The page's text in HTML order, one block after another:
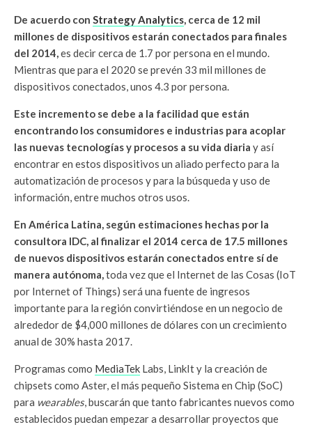
De acuerdo con Strategy Analytics, cerca de 12 mil
millones de dispositivos estarán conectados para finales
del 2014,es decir cerca de 1.7 por persona en el mundo.
Mientras que para el 2020 se prevén 33 mil millones de
dispositivos conectados, unos 4.3 por persona.
Este incremento se debe a la facilidad que están
encontrando los consumidores e industrias para acoplar
las nuevas tecnologías y procesos a su vida diaria y así
encontrar en estos dispositivos un aliado perfecto para la
automatización de procesos y para la búsqueda y uso de
información, entre muchos otros usos.
En América Latina, según estimaciones hechas por la
consultora IDC, al finalizar el 2014 cerca de 17.5 millones
de nuevos dispositivos estarán conectados entre sí de
manera autónoma,toda vez que el Internet de las Cosas (IoT
por Internet of Things) será una fuente de ingresos
importante para la región convirtiéndose en un negocio de
alrededor de $4,000 millones de dólares con un crecimiento
anual de 30% hasta 2017.
Programas como MediaTek Labs, LinkIt y la creación de
chipsets como Aster, el más pequeño Sistema en Chip (SoC)
para wearables, buscarán que tanto fabricantes nuevos como
establecidos puedan empezar a desarrollar proyectos que